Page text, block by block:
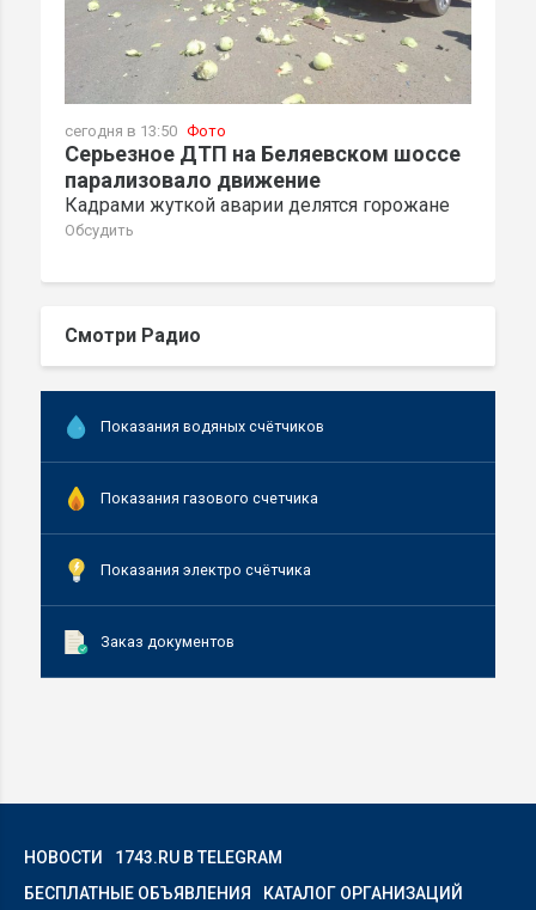
сегодня в 13:50 Фото
Серьезное ДТП на Беляевском шоссе
парализовало движение
Кадрами жуткой аварии делятся горожане
Обсудить
Смотри Радио
Показания водяных счётчиков
Показания газового счетчика
Показания электро счётчика
Заказ документов
НОВОСТИ
1743.RU В TELEGRAM
БЕСПЛАТНЫЕ ОБЪЯВЛЕНИЯ
КАТАЛОГ ОРГАНИЗАЦИЙ